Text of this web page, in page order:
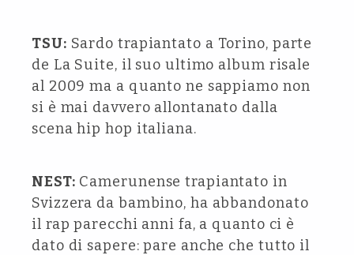
TSU: Sardo trapiantato a Torino, parte
de La Suite, il suo ultimo album risale
al 2009 ma a quanto ne sappiamo non
si è mai davvero allontanato dalla
scena hip hop italiana.
NEST: Camerunense trapiantato in
Svizzera da bambino, ha abbandonato
il rap parecchi anni fa, a quanto ci è
dato di sapere: pare anche che tutto il